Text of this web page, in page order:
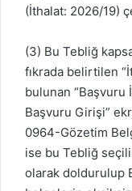
(İthalat: 2026/19)
(3) Bu Tebliğ
fıkrada belirtilen
bulunan “Başvuru
Başvuru Girişi”
0964-Gözetim
ise bu Tebliğ
olarak doldurulup